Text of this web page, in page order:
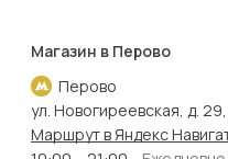
Магазин в Перово
Перово
ул. Новогиреевская, д. 29,
Маршрут в Яндекс